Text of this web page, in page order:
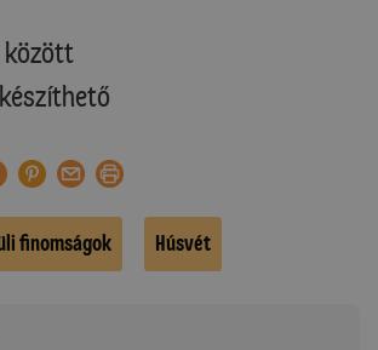
között
finomságok Húsvét